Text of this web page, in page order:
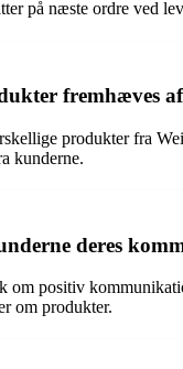
på næste ordre ved
fremhæves
produkter fra
kunderne.
deres
om positiv
om produkter.